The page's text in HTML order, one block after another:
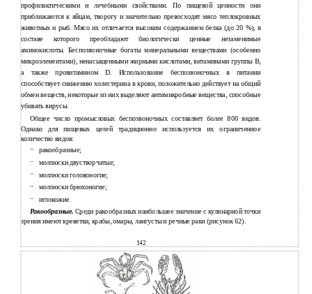
профилактическими и лечебными свойствами. По пищевой ценности они
приближаются к яйцам, творогу и значительно превосходят мясо теплокровных
животных и рыб. Мясо их отличается высоким содержанием белка (до 20 %), в
составе которого преобладают биологически ценные незаменимые
аминокислоты. Беспозвоночные богаты минеральными веществами (особенно
микроэлементами), ненасыщенными жирными кислотами, витаминами группы В,
а также провитамином D. Использование беспозвоночных в питании
способствует снижению холестерина в крови, положительно действует на общий
обмен веществ, некоторые из них выделяют антимикробные вещества, способные
убивать вирусы.
Общее число промысловых беспозвоночных составляет более 800 видов.
Однако для пищевых целей традиционно используется их ограниченное
количество видов:
ракообразные;
моллюски двустворчатые;
моллюски головоногие;
моллюски брюхоногие;
иглокожие.
Ракообразные.Среди ракообразных наибольшее значение с кулинарной точки
зрения имеют креветки, крабы, омары, лангусты и речные раки (рисунок 62).
142